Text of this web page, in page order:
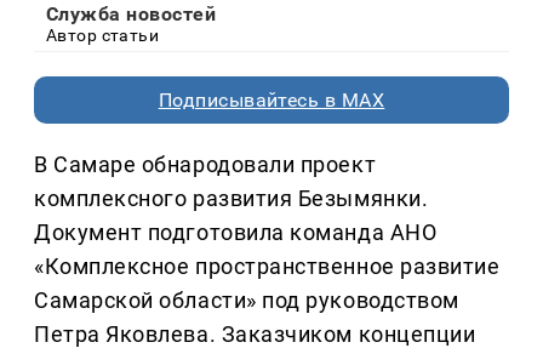
Служба новостей
Автор статьи
Подписывайтесь в MAX
В Самаре обнародовали проект
комплексного развития Безымянки.
Документ подготовила команда АНО
«Комплексное пространственное развитие
Самарской области» под руководством
Петра Яковлева. Заказчиком концепции